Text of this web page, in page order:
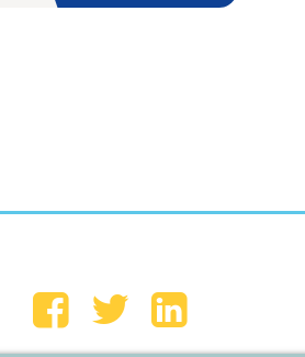
Volg ons op
Facebook
TwitterLinkedIn